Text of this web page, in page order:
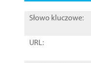
Słowo kluczowe:
URL: